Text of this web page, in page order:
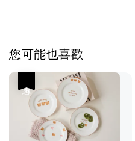
您可能也喜歡